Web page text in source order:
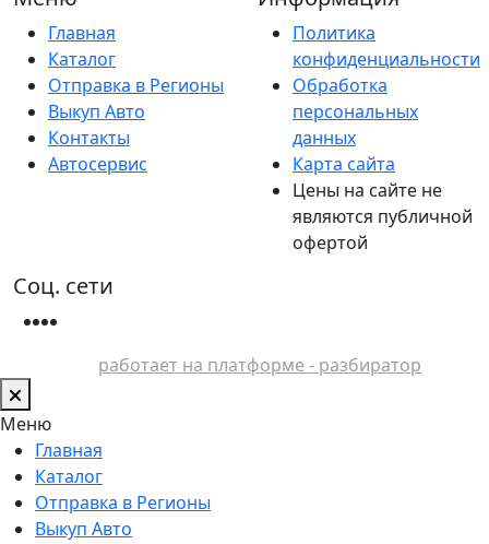
Главная
Каталог
Отправка в Регионы
Выкуп Авто
Контакты
Автосервис
Политика
конфиденциальности
Обработка
персональных
данных
Карта сайта
Цены на сайте не
являются публичной
офертой
Соц. сети
работает на платформе - разбиратор
Меню
Главная
Каталог
Отправка в Регионы
Выкуп Авто